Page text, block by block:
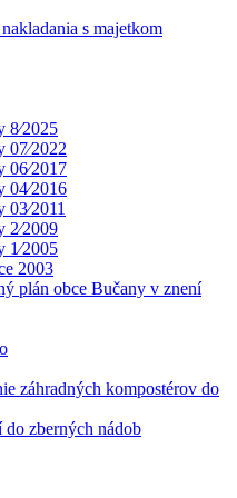
s majetkom
8⁄2025
07⁄2022
06⁄2017
04⁄2016
2⁄2009
1⁄2005
2003
plán obce Bučany v znení
záhradných kompostérov do
do zberných nádob